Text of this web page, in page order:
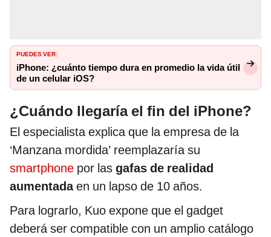
PUEDES VER:
iPhone: ¿cuánto tiempo dura en promedio la vida útil
de un celular iOS?
¿Cuándo llegaría el fin del iPhone?
El especialista explica que la empresa de la
‘Manzana mordida’ reemplazaría su
smartphone por las gafas de realidad
aumentadaen un lapso de 10 años.
Para lograrlo, Kuo expone que el gadget
deberá ser compatible con un amplio catálogo